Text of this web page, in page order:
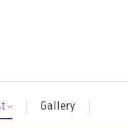
Gallery